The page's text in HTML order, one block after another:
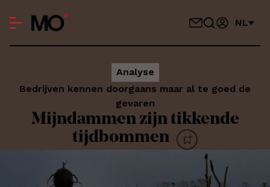
NL
Analyse
Bedrijven kennen doorgaans maar al te goed de
gevaren
Mijndammen zijn tikkende
tijdbommen